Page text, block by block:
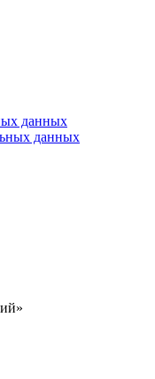
данных
данных